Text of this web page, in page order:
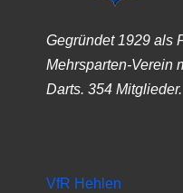
Gegründet 1929 als
Mehrsparten-Verein
Darts. 354 Mitglieder.
VfR Hehlen